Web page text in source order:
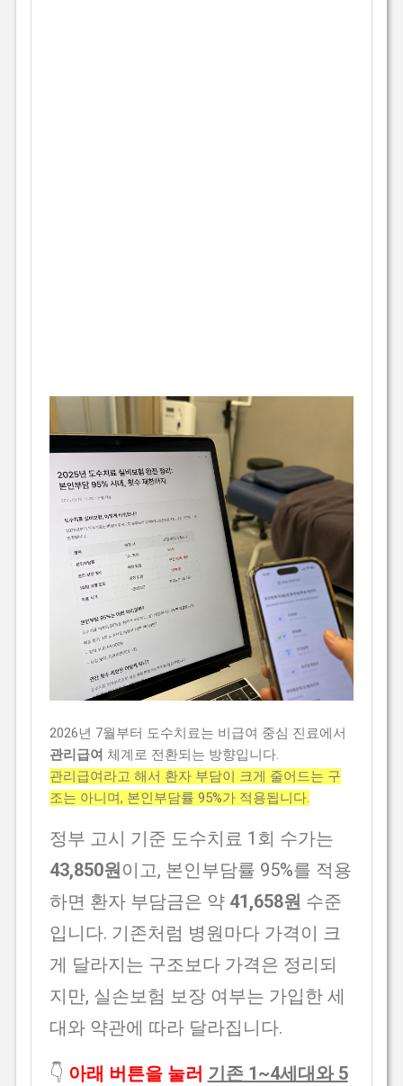
2026년 7월부터 도수치료는 비급여 중심 진료에서
관리급여 체계로 전환되는 방향입니다.
관리급여라고 해서 환자 부담이 크게 줄어드는 구
조는 아니며, 본인부담률 95%가 적용됩니다.
정부 고시 기준 도수치료 1회 수가는
43,850원이고, 본인부담률 95%를 적용
하면 환자 부담금은 약 41,658원 수준
입니다. 기존처럼 병원마다 가격이 크
게 달라지는 구조보다 가격은 정리되
지만, 실손보험 보장 여부는 가입한 세
대와 약관에 따라 달라집니다.
👇 아래 버튼을 눌러 기존 1~4세대와 5